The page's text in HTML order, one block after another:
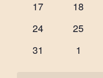
0
17
0
18
0
24
0
25
0
31
0
1